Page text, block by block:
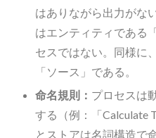
はありながら出力がな
はエンティティである
セスではない。同様に
「ソース」である。
命名規則： プロセスは
する（例：「Calculate
とストアは名詞構造で